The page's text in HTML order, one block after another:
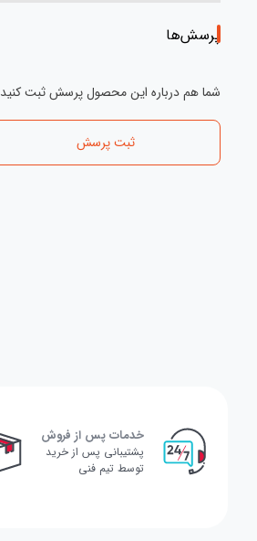
پرسش‌ها
شما هم درباره این محصول پرسش ثبت کنید
ثبت پرسش
خدمات پس از فروش
پشتیبانی پس از خرید
توسط تیم فنی